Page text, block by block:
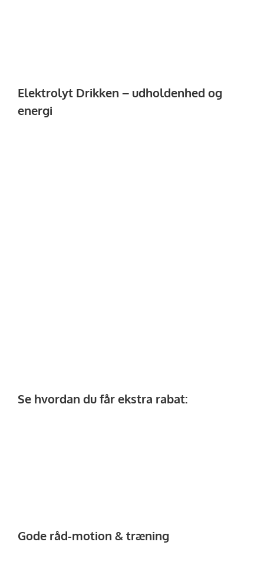
Elektrolyt Drikken – udholdenhed og
energi
Se hvordan du får ekstra rabat:
Gode råd-motion & træning